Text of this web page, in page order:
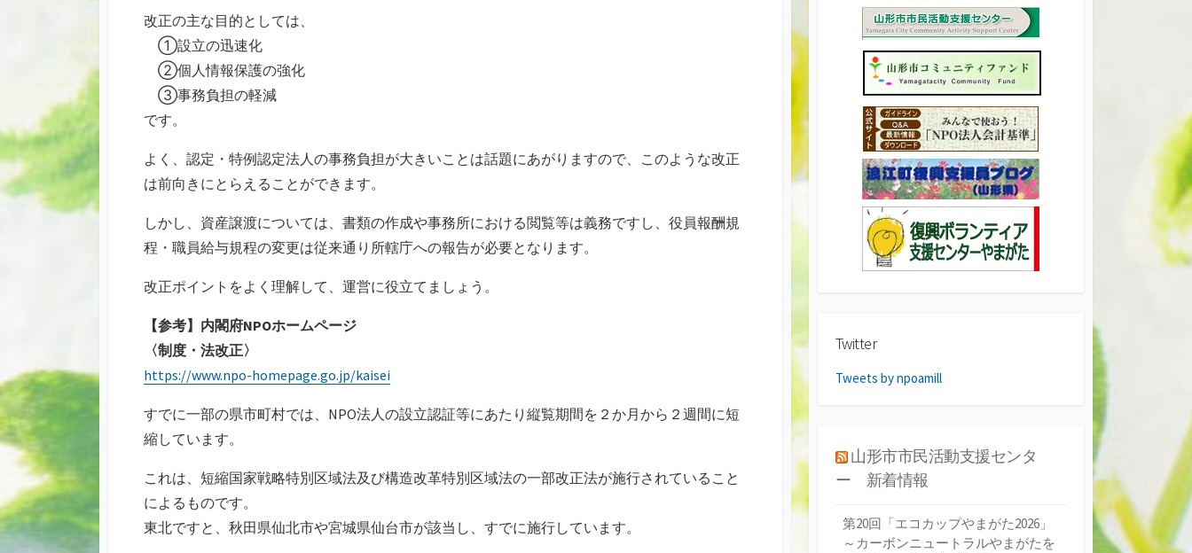
改正の主な目的としては、
①設立の迅速化
②個人情報保護の強化
③事務負担の軽減
です。
よく、認定・特例認定法人の事務負担が大きいことは話題にあがりますので、このような改正
は前向きにとらえることができます。
しかし、資産譲渡については、書類の作成や事務所における閲覧等は義務ですし、役員報酬規
程・職員給与規程の変更は従来通り所轄庁への報告が必要となります。
改正ポイントをよく理解して、運営に役立てましょう。
【参考】内閣府NPOホームページ
〈制度・法改正〉
https://www.npo-homepage.go.jp/kaisei
すでに一部の県市町村では、NPO法人の設立認証等にあたり縦覧期間を２か月から２週間に短
縮しています。
これは、短縮国家戦略特別区域法及び構造改革特別区域法の一部改正法が施行されていること
によるものです。
東北ですと、秋田県仙北市や宮城県仙台市が該当し、すでに施行しています。
Twitter
Tweets by npoamill
山形市市民活動支援センタ
ー 新着情報
第20回「エコカップやまがた2026」
～カーボンニュートラルやまがたを